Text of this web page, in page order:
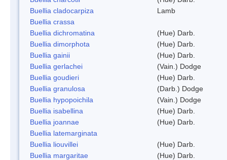
Buellia cladocarpiza
Lamb
Buellia crassa
Buellia dichromatina
(Hue) Darb.
Buellia dimorphota
(Hue) Darb.
Buellia gainii
(Hue) Darb.
Buellia gerlachei
(Vain.) Dodge
Buellia goudieri
(Hue) Darb.
Buellia granulosa
(Darb.) Dodge
Buellia hypopoichila
(Vain.) Dodge
Buellia isabellina
(Hue) Darb.
Buellia joannae
(Hue) Darb.
Buellia latemarginata
Buellia liouvillei
(Hue) Darb.
Buellia margaritae
(Hue) Darb.